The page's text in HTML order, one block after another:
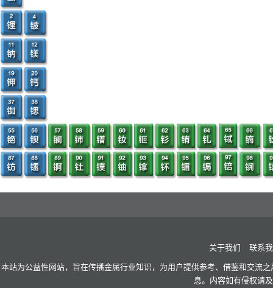
关于我们 联系
本站为公益性网站，旨在传播金属行业知识，为用户提供参考、借鉴和交流
息。内容如有侵权请